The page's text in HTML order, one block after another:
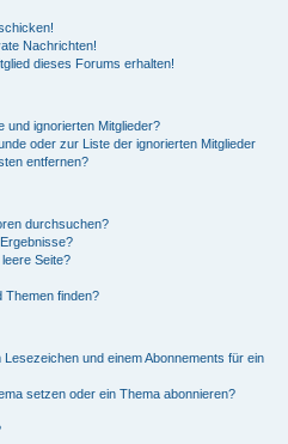
Nachrichten!
dieses Forums erhalten!
und ignorierten Mitglieder?
oder zur Liste der ignorierten Mitglieder
entfernen?
durchsuchen?
Seite?
Themen finden?
und einem Abonnements für ein
setzen oder ein Thema abonnieren?